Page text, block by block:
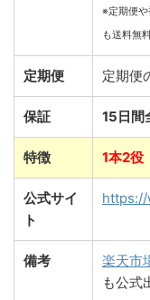
※定期便
も送料無
定期便 定期便
保証 15日間
特徴 1本2役
公式サイ
ト
備考 楽天市
も公式